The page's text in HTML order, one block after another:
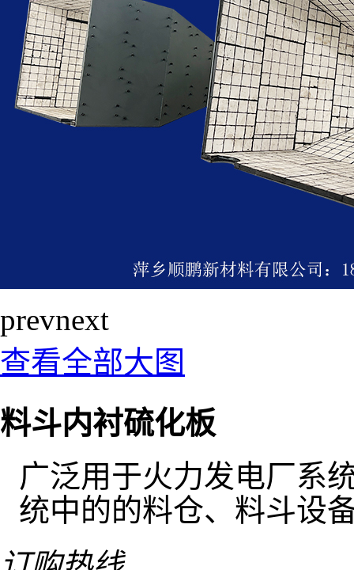
prevnext
查看全部大图
料斗内衬硫化板
广泛用于火力发电厂系
统中的的料仓、料斗设